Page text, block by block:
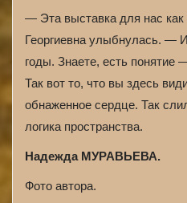
— Эта выставка для нас
Георгиевна улыбнулась. —
годы. Знаете, есть понятие
Так вот то, что вы здесь
обнаженное сердце. Так
логика пространства.
Надежда МУРАВЬЕВА.
Фото автора.